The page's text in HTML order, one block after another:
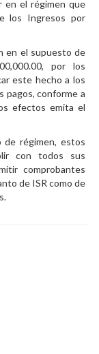
en el régimen que
los Ingresos por
en el supuesto de
por los
este hecho a los
pagos, conforme a
efectos emita el
de régimen, estos
con todos sus
comprobantes
de ISR como de